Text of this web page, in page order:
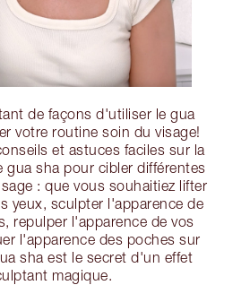
de façons d'utiliser le gua
votre routine soin du visage!
et astuces faciles sur la
gua sha pour cibler différentes
: que vous souhaitiez lifter
yeux, sculpter l'apparence de
repulper l'apparence de vos
l'apparence des poches sur
sha est le secret d'un effet
magique.